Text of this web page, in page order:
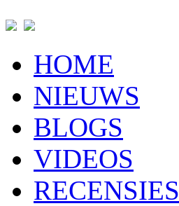
HOME
NIEUWS
BLOGS
VIDEOS
RECENSIES